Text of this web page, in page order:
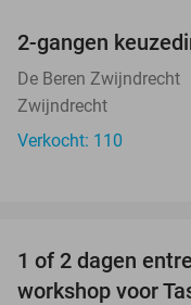
2-gangen
De Beren Zwijndrecht
Zwijndrecht
Verkocht: 110
TODAY
1 of 2 dagen
workshop voor